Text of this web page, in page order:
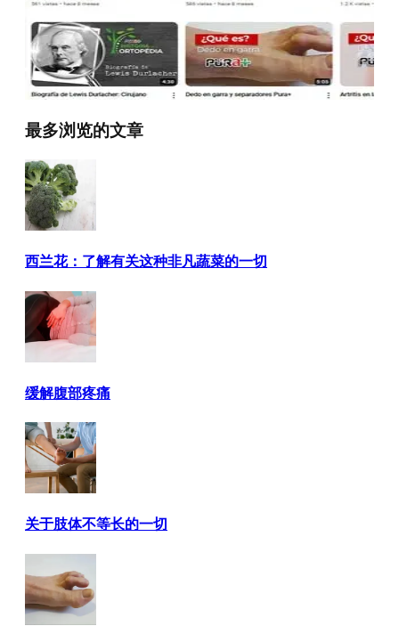
最多浏览的文章
西兰花：了解有关这种非凡蔬菜的一切
缓解腹部疼痛
关于肢体不等长的一切